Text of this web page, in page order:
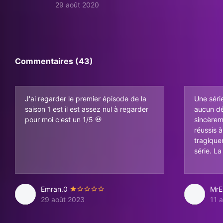
29 août 2020
Commentaires (43)
J'ai regarder le premier épisode de la
saison 1 est il est assez nul à regarder
pour moi c'est un 1/5 💀
Emran.0
29 août 2023
Une
aucun
réussis
série.
11